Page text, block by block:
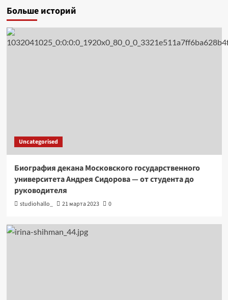
Больше историй
Uncategorised
Биография декана Московского государственного
университета Андрея Сидорова — от студента до
руководителя
studiohallo_ 21 марта 2023 0